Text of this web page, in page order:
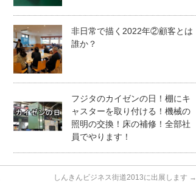
非日常で描く2022年②顧客とは
誰か？
フジタのカイゼンの日！棚にキ
ャスターを取り付ける！機械の
照明の交換！床の補修！全部社
員でやります！
しんきんビジネス街道2013に出展します →